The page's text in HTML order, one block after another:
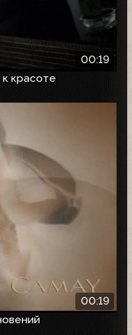
00:19
красоте
00:19